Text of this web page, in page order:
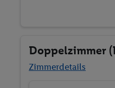
Doppelzimmer
Zimmerdetails